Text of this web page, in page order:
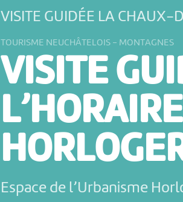
VISITE GUIDÉE LA CHAUX-
TOURISME NEUCHÂTELOIS - MONTAGNES
VISITE
Espace de l’Urbanisme